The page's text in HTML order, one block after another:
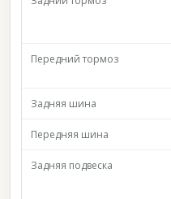
Передний тормоз
Задняя шина
Передняя шина
Задняя подвеска